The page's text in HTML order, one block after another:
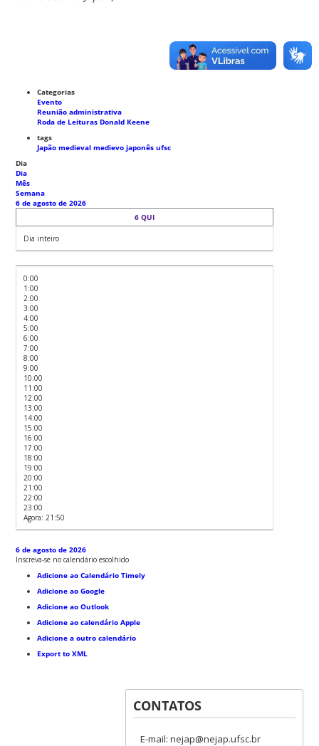
Categorias
Evento
Reunião administrativa
Roda de Leituras Donald Keene
tags
Japão medievalmedievo japonêsufsc
Dia
Dia
Mês
Semana
6 de agosto de 2026
6 QUI
Dia inteiro
0:00
1:00
2:00
3:00
4:00
5:00
6:00
7:00
8:00
9:00
10:00
11:00
12:00
13:00
14:00
15:00
16:00
17:00
18:00
19:00
20:00
21:00
22:00
23:00
Agora: 21:50
6 de agosto de 2026
Inscreva-se no calendário escolhido
Adicione ao Calendário Timely
Adicione ao Google
Adicione ao Outlook
Adicione ao calendário Apple
Adicione a outro calendário
Export to XML
CONTATOS
E-mail: nejap@nejap.ufsc.br